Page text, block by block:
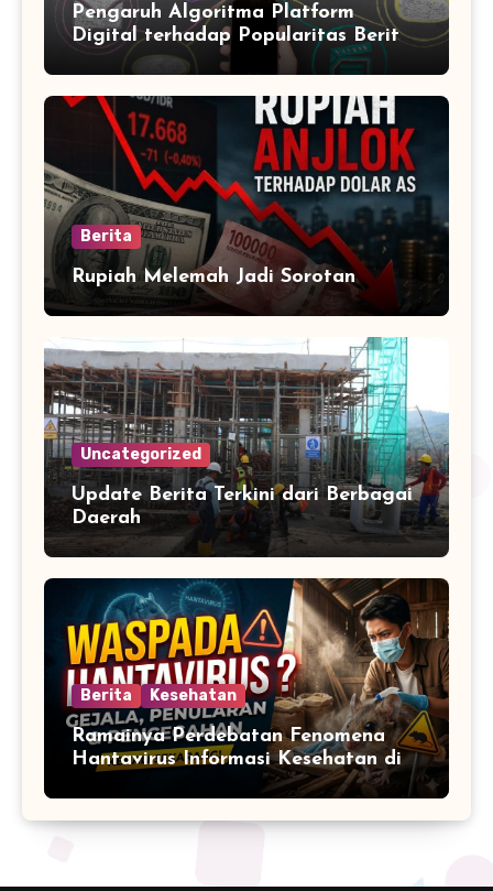
Pengaruh Algoritma Platform
Digital terhadap Popularitas Berita
Trending Harian
Berita
Rupiah Melemah Jadi Sorotan
Uncategorized
Update Berita Terkini dari Berbagai
Daerah
Berita Kesehatan
Ramainya Perdebatan Fenomena
Hantavirus Informasi Kesehatan di